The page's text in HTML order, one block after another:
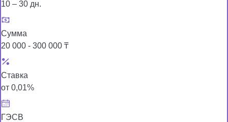
10 – 30 дн.
Сумма
20 000 - 300 000 ₸
Ставка
от 0,01%
ГЭСВ